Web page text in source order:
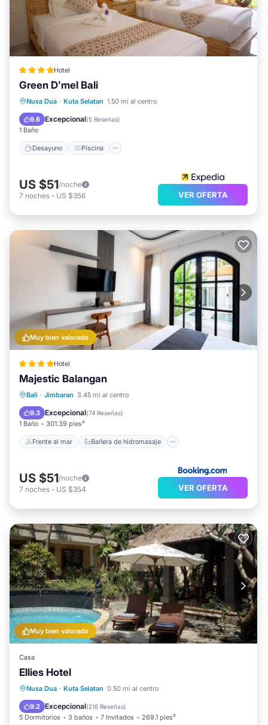
Hotel
Green D'mel Bali
Nusa Dua · Kuta Selatan 1.50 mi al centro
9.6 Excepcional(5 Reseñas)
1 Baño
Desayuno Piscina
Desayuno Piscina
Spa
Balcón/Terraza
US $51/noche
7 noches - US $356 VER OFERTA
Muy bien valorado
Hotel
Majestic Balangan
Bali · Jimbaran 3.45 mi al centro
9.3 Excepcional(74 Reseñas)
1 Baño 301.39 pies²
Frente al mar Bañera de hidromasaje
Frente al mar
Bañera de hidromasaje
Desayuno
Aparcamiento
US $51/noche
7 noches - US $354 VER OFERTA
Muy bien valorado
Casa
Ellies Hotel
Nusa Dua · Kuta Selatan 0.50 mi al centro
9.2 Excepcional(216 Reseñas)
5 Dormitorios 3 baños 7 Invitados 269.1 pies²
Frente al mar Aparcamiento
Spa